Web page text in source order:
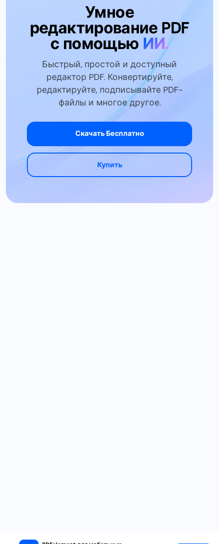
Умное
редактирование PDF
с помощью ИИ.
Быстрый, простой и доступный
редактор PDF. Конвертируйте,
редактируйте, подписывайте PDF-
файлы и многое другое.
Скачать Бесплатно
Купить